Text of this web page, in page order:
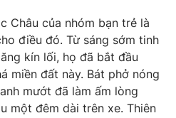
Châu của nhóm bạn trẻ là
điều đó. Từ sáng sớm tinh
kín lối, họ đã bắt đầu
miền đất này. Bát phở nóng
mướt đã làm ấm lòng
một đêm dài trên xe. Thiên